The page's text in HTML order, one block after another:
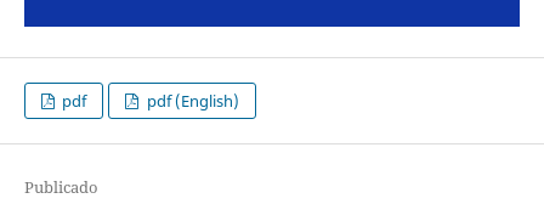
pdf pdf (English)
Publicado